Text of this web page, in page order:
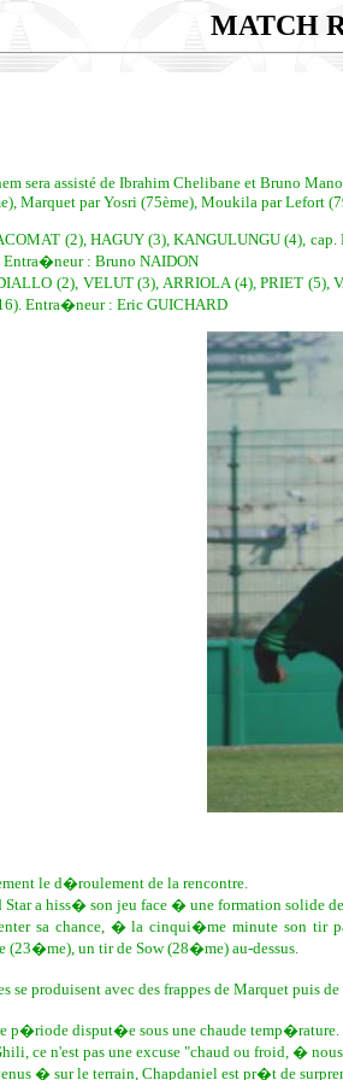
MATCH
sera assisté de Ibrahim Chelibane et Bruno
Marquet par Yosri (75ème), Moukila par Lefort
(2), HAGUY (3), KANGULUNGU (4),
Entra�neur : Bruno NAIDON
(2), VELUT (3), ARRIOLA (4), PRIET
Entra�neur : Eric GUICHARD
le d�roulement de la rencontre.
Star a hiss� son jeu face � une formation solide
sa chance, � la cinqui�me minute son tir
(23�me), un tir de Sow (28�me) au-dessus.
se produisent avec des frappes de Marquet
disput�e sous une chaude temp�rature.
ce n'est pas une excuse "chaud ou froid, � nous
� sur le terrain, Chapdaniel est pr�t de